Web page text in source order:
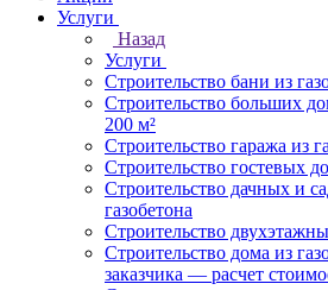
Услуги
Назад
Услуги
Строительство бани из
Строительство больших
200 м²
Строительство гаража из
Строительство гостевых
Строительство дачных и
газобетона
Строительство
Строительство дома из
заказчика — расчет